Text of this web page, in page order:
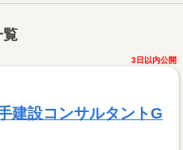
覧
3日以内公開
建設コンサルタントG